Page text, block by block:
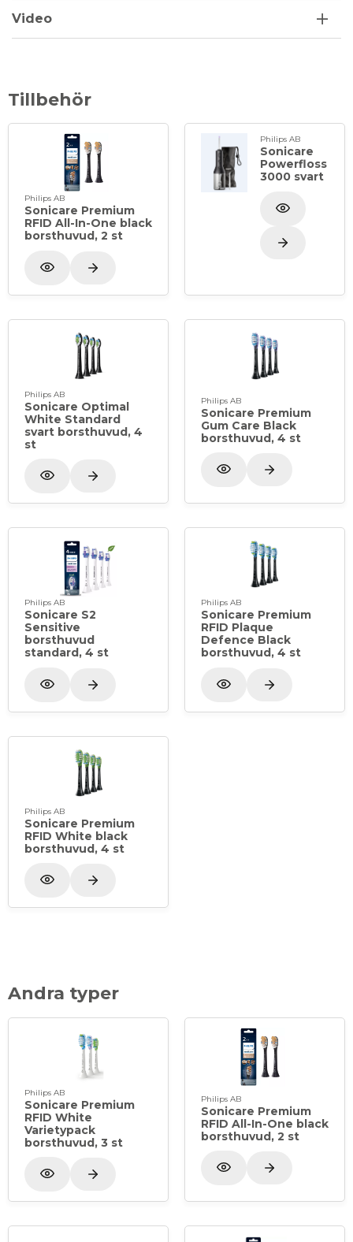
Eltandborsten har 62 000 borströrelser/minut och
är förinställd med borstläge Clean,
3 st intensitetslägen: Låg, mellan, hög
5 st borstlägen: Clean, White, Sensitive, Gum
Health, Deep clean
Batteritid: ca 2 veckor på en laddning
Förpackning: 1 st eltandborste, 1 st Premium RFID
A3 All-In One black borsthuvud,
1 st reseetui med USB-C laddare, 1 st laddningspuck.
OBS endast personalköp (ej för patienter)
Video
Tillbehör
Philips AB
Sonicare Premium
RFID All-In-One black
borsthuvud, 2 st
Philips AB
Sonicare
Powerfloss
3000 svart
Philips AB
Sonicare Optimal
White Standard
svart borsthuvud, 4
st
Philips AB
Sonicare Premium
Gum Care Black
borsthuvud, 4 st
Philips AB
Sonicare S2
Sensitive
borsthuvud
standard, 4 st
Philips AB
Sonicare Premium
RFID Plaque
Defence Black
borsthuvud, 4 st
Philips AB
Sonicare Premium
RFID White black
borsthuvud, 4 st
Andra typer
Philips AB
Sonicare Premium
RFID White
Varietypack
borsthuvud, 3 st
Philips AB
Sonicare Premium
RFID All-In-One black
borsthuvud, 2 st